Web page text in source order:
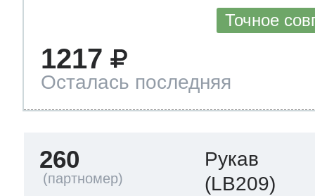
Точное
1217
Осталась последняя
260
Рукав
(LB209)